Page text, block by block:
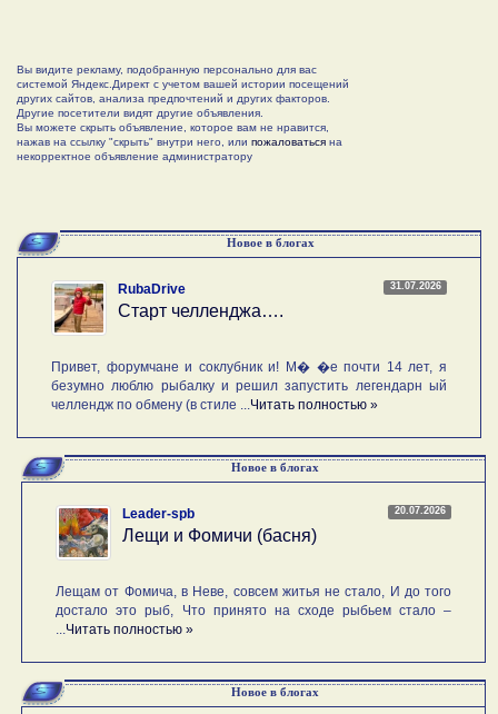
Вы видите рекламу, подобранную персонально для вас
системой Яндекс.Директ с учетом вашей истории посещений
других сайтов, анализа предпочтений и других факторов.
Другие посетители видят другие объявления.
Вы можете скрыть объявление, которое вам не нравится,
нажав на ссылку "скрыть" внутри него, или пожаловаться на
некорректное объявление администратору
Новое в блогах
31.07.2026
RubaDrive
Старт челленджа….
Привет, форумчане и соклубник и! М� �е почти 14 лет, я
безумно люблю рыбалку и решил запустить легендарн ый
челлендж по обмену (в стиле ... Читать полностью »
Новое в блогах
20.07.2026
Leader-spb
Лещи и Фомичи (басня)
Лещам от Фомича, в Неве, совсем житья не стало, И до того
достало это рыб, Что принято на сходе рыбьем стало –
Читать полностью »
Новое в блогах